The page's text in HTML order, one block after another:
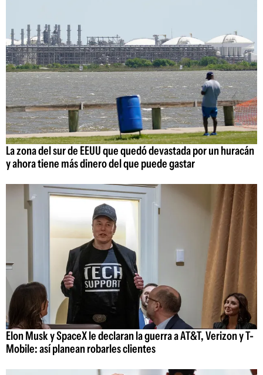
La zona del sur de EEUU que quedó devastada por un huracán
y ahora tiene más dinero del que puede gastar
Elon Musk y SpaceX le declaran la guerra a AT&T, Verizon y T-
Mobile: así planean robarles clientes